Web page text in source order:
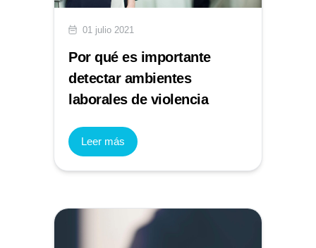
01 julio 2021
Por qué es importante
detectar ambientes
laborales de violencia
Leer más